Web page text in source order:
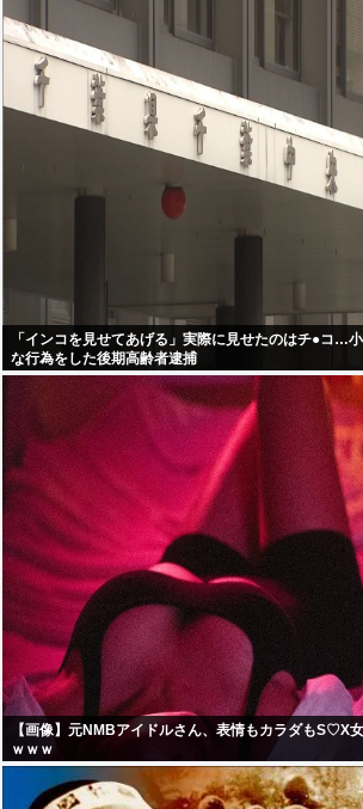
「インコを見せてあげる」実際に見せたのはチ●コ…
な行為をした後期高齢者逮捕
【画像】元NMBアイドルさん、表情もカラダもS♡X
ｗｗｗ